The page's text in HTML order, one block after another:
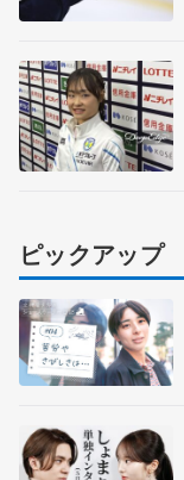
ピックアップ